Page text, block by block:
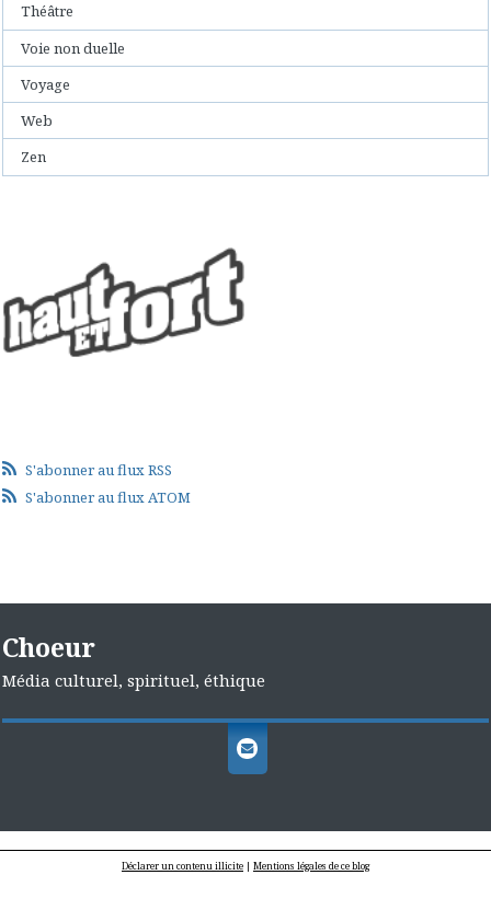
Théâtre
Voie non duelle
Voyage
Web
Zen
S'abonner au flux RSS
S'abonner au flux ATOM
Choeur
Média culturel, spirituel, éthique
Déclarer un contenu illicite | Mentions légales de ce blog